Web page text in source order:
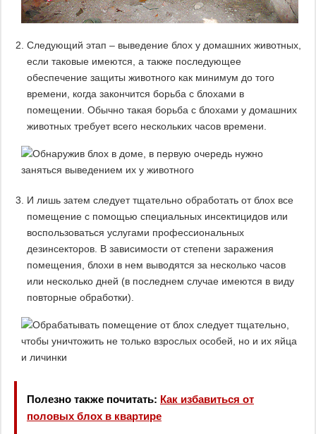
Следующий этап – выведение блох у домашних животных,
если таковые имеются, а также последующее
обеспечение защиты животного как минимум до того
времени, когда закончится борьба с блохами в
помещении. Обычно такая борьба с блохами у домашних
животных требует всего нескольких часов времени.
И лишь затем следует тщательно обработать от блох все
помещение с помощью специальных инсектицидов или
воспользоваться услугами профессиональных
дезинсекторов. В зависимости от степени заражения
помещения, блохи в нем выводятся за несколько часов
или несколько дней (в последнем случае имеются в виду
повторные обработки).
Полезно также почитать: Как избавиться от
половых блох в квартире